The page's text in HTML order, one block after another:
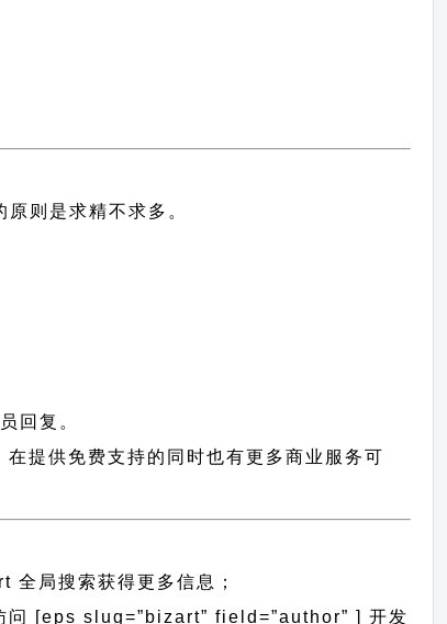
则 是求精不求多。
回复。
提供免费支持的同时也有更多商业服务可
全局搜索获得更多信息；
问 [eps slug=”bizart” field=”author” ] 开发